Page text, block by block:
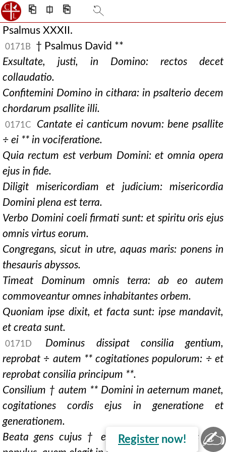
⎗ ⎅ ⎘
Psalmus XXXII.
0171B
† Psalmus David **
Exsultate, justi, in Domino: rectos decet
collaudatio.
Confitemini Domino in cithara: in psalterio decem
chordarum psallite illi.
0171C
Cantate ei canticum novum: bene psallite
÷ ei ** in vociferatione.
Quia rectum est verbum Domini: et omnia opera
ejus in fide.
Diligit misericordiam et judicium: misericordia
Domini plena est terra.
Verbo Domini coeli firmati sunt: et spiritu oris ejus
omnis virtus eorum.
Congregans, sicut in utre, aquas maris: ponens in
thesauris abyssos.
Timeat Dominum omnis terra: ab eo autem
commoveantur omnes inhabitantes orbem.
Quoniam ipse dixit, et facta sunt: ipse mandavit,
et creata sunt.
0171D
Dominus dissipat consilia gentium,
reprobat ÷ autem ** cogitationes populorum: ÷ et
reprobat consilia principum **.
Consilium † autem ** Domini in aeternum manet,
cogitationes cordis ejus in generatione et
generationem.
Beata gens cujus † est ** Dominus Deus ejus:
Register now! ✍